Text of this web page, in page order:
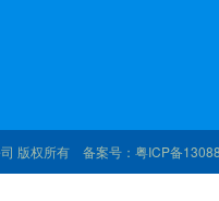
版权所有 备案号： 粤ICP备